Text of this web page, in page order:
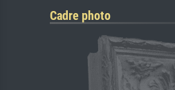
Cadre photo